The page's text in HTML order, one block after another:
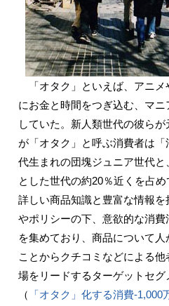
「オタク」といえば、アニメ
にお金と時間をつぎ込む、マ
していた。新人類世代の彼ら
が「オタク」と呼ぶ消費者は
代生まれの団塊ジュニア世代
とした世代の約20％近くを占
詳しい商品知識と豊富な情報
やポリシーの下、意欲的な消
を集めており、商品について
ことからクチコミなどによる
場をリードするターゲットセ
（
「オタク」化する消費